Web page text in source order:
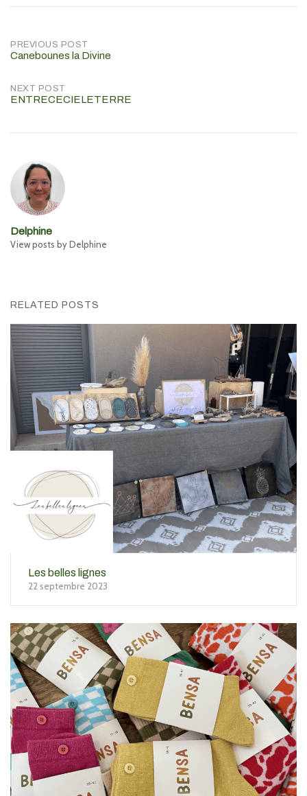
Post
PREVIOUS POST
Canebounes la Divine
NEXT POST
ENTRECECIELETERRE
Delphine
View posts by Delphine
RELATED POSTS
Les belles lignes
22 septembre 2023